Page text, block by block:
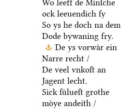
Wo leeff de Minſche
ock leeuendich ſy
So ys he doch na dem
Dode bywaning fry.
De ys vorwaͤr ein
Narre recht /
De veel vnkoſt an
Jagent lecht.
Sick ſuͤlueſt grothe
moͤye andeith /